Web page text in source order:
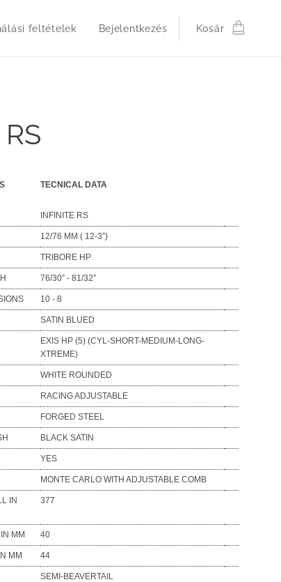
feltételek Bejelentkezés Kosár
TECNICAL DATA
INFINITE RS
12/76 MM ( 12-3”)
TRIBORE HP
76/30” - 81/32”
10 - 8
SATIN BLUED
EXIS HP (5) (CYL-SHORT-MEDIUM-LONG-
XTREME)
WHITE ROUNDED
RACING ADJUSTABLE
FORGED STEEL
BLACK SATIN
YES
MONTE CARLO WITH ADJUSTABLE COMB
IN
377
MM 40
MM 44
SEMI-BEAVERTAIL